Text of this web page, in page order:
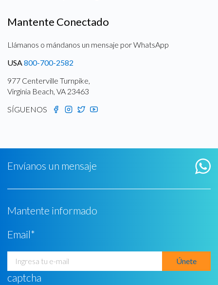
Mantente Conectado
Llámanos o mándanos un mensaje por WhatsApp
USA800-700-2582
977 Centerville Turnpike,
Virginia Beach, VA 23463
SÍGUENOS
Envíanos un mensaje
Mantente informado
Email*
captcha